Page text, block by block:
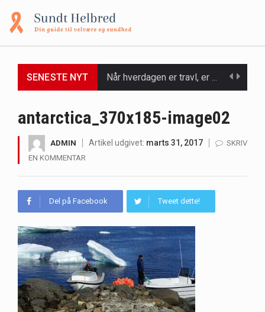
SENESTE NYT
Massagestole er ikke længere forbeholdt luksuriøse spaer og wellnesscentre - de er nu tilgængelige til…
antarctica_370x185-image02
ADMIN Artikel udgivet: marts 31, 2017
SKRIV
EN KOMMENTAR
Del på Facebook Tweet dette!